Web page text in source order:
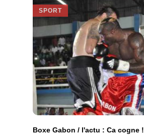
SPORT
Boxe Gabon / l'actu : Ca cogne !